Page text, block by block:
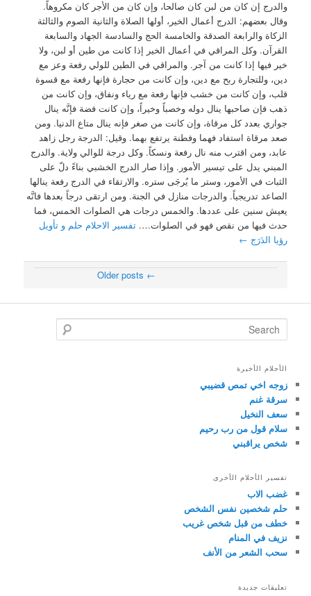
والدرج إن كان من لبن كان صالحا، وإن كان من الأجر كان مكروهاً.
وقال بعضهم: الدرج أعمال الخير، أولها الصلاة والثانية الصوم والثالثة
الزكاة والرابعة الصدقة والخامسة الحج والسادسة الجهاد والسابعة
القرآن. وكل المراقي في أعمال الخير إذا كانت من طين أو لبن، ولا
خير فيها إذا كانت من آجر. والمراقي في الطين للولي رفعة وعز مع
دين، وللتجارة ربح مع دين، وإن كانت من حجارة فإنها رفعة مع قسوة
قلب، وإن كانت من خشب فإنها رفعة مع رياء ونفاق، وإن كانت من
ذهب فإن صاحبها ينال دوله وخصباً وخيراً، وإن كانت فضة فإنَّه ينال
جواري بعدد كل مرقاة، وإن كانت من صغر فإنه ينال متاع الدنيا. ومن
صعد مرقاة استفاد فهما وفطنة يرتفع بهما. وقيل: الدرجة رجل زاهد
عابد، ومن اقترب منه نال رفعة ونسكاً. وكل درجة للوالي ولاية. والدرج
المبني يدل على تيسير الأمور. وإذا صار الدرج الخشبي بناءً دلّ على
الثبات في الأمور، وستر ما يُرجَى ستره. والارتقاء في الدرج رفعة ينالها
الصاعد تدريجياً. والدرجات منازل في الجنة. ومن ارتقى درجاً بعدها فانَّه
يعيش سنين على عددها. والخمس درجات هي الصلوات الخمس، فما
حدث فيها من نقص فهو في الصلوات….تفسير الاحلام حلم و تأويل
رؤيا الدَرَج ←
←
Search
الأحلام الأخيرة
زوجه اخي تمص قضيبي
سرقة غنم
سعف النخيل
سلام قول من رب رحيم
شخص يراقبني
تفسير الأحلام الأخرى
غضب الاب
حلم شخصين نفس الشخص
خطف من قبل شخص غريب
نزيف في المنام
سحب الشعر من الأنف
تعليقات جديدة